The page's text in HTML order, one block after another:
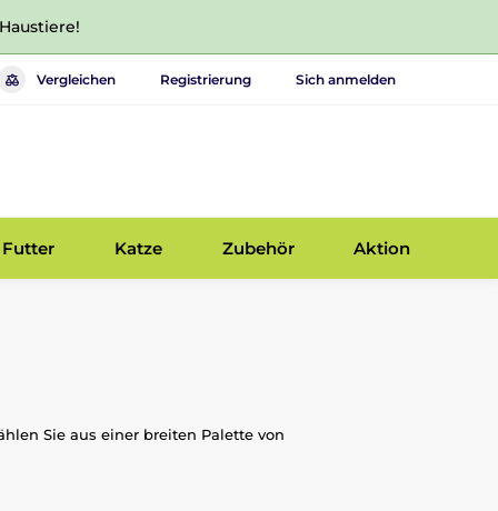
Vergleichen Registrierung Sich anmelden
Futter Katze Zubehör Aktion
Sie aus einer breiten Palette von